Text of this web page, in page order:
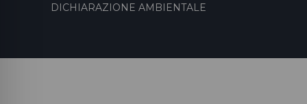
DICHIARAZIONE AMBIENTALE